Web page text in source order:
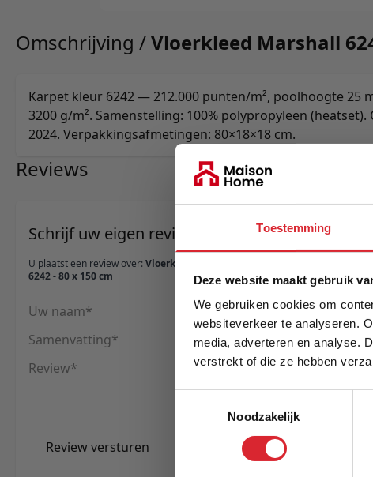
Toestemming
Deze website maakt gebruik
We gebruiken cookies om
websiteverkeer te analyseren.
media, adverteren en analyse.
verstrekt of die ze hebben
Noodzakelijk
Omschrijving /Vloerkleed Marshall
Karpet kleur 6242 — 212.000 punten/m², poolhoogte 25
3200 g/m². Samenstelling: 100% polypropyleen
2024. Verpakkingsafmetingen: 80×18×18 cm.
Reviews
Schrijf uw eigen review
U plaatst een review over: Vloerkleed Marshall
6242 - 80 x 150 cm
Uw naam
Samenvatting
Review
Review versturen